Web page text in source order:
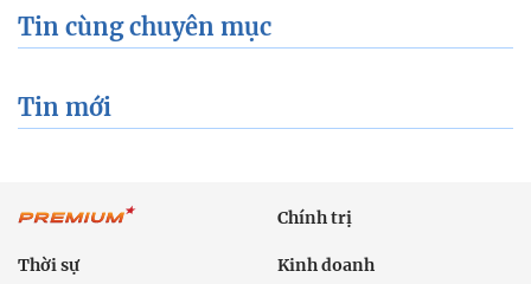
Tin cùng chuyên mục
Tin mới
Chính trị
Thời sự Kinh doanh